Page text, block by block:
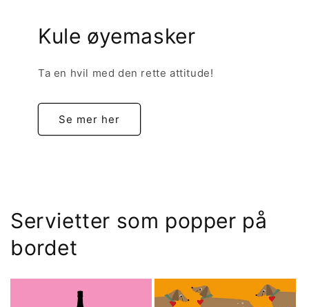
Kule øyemasker
Ta en hvil med den rette attitude!
Se mer her
Servietter som popper på
bordet